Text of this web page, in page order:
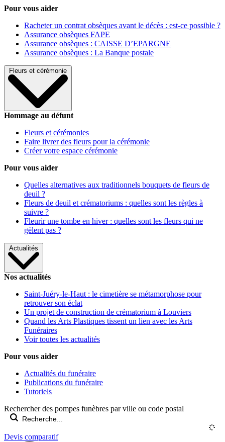
Pour vous aider
Racheter un contrat obsèques avant le décès : est-ce possible ?
Assurance obsèques FAPE
Assurance obsèques : CAISSE D’EPARGNE
Assurance obsèques : La Banque postale
Fleurs et cérémonie
Hommage au défunt
Fleurs et cérémonies
Faire livrer des fleurs pour la cérémonie
Créer votre espace cérémonie
Pour vous aider
Quelles alternatives aux traditionnels bouquets de fleurs de
deuil ?
Fleurs de deuil et crématoriums : quelles sont les règles à
suivre ?
Fleurir une tombe en hiver : quelles sont les fleurs qui ne
gèlent pas ?
Actualités
Nos actualités
Saint-Juéry-le-Haut : le cimetière se métamorphose pour
retrouver son éclat
Un projet de construction de crématorium à Louviers
Quand les Arts Plastiques tissent un lien avec les Arts
Funéraires
Voir toutes les actualités
Pour vous aider
Actualités du funéraire
Publications du funéraire
Tutoriels
Rechercher des pompes funèbres par ville ou code postal
Devis comparatif